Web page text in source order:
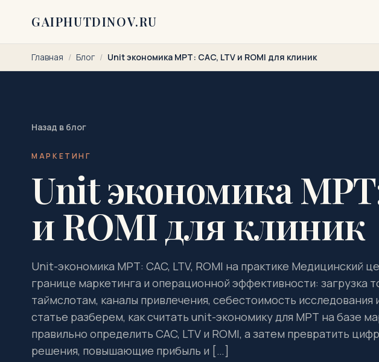
GAIPHUTDINOV.RU
Главная / Блог / Unit экономика МРТ: CAC, LTV и ROMI для клиник
Назад в блог
МАРКЕТИНГ
Unit экономика
и ROMI для клиник
Unit-экономика МРТ: CAC, LTV, ROMI на практике Медицинский
границе маркетинга и операционной эффективности: загрузка
таймслотам, каналы привлечения, себестоимость исследования
статье разберем, как считать unit-экономику для МРТ на базе
правильно определить CAC, LTV и ROMI, а затем превратить
решения, повышающие прибыль и […]